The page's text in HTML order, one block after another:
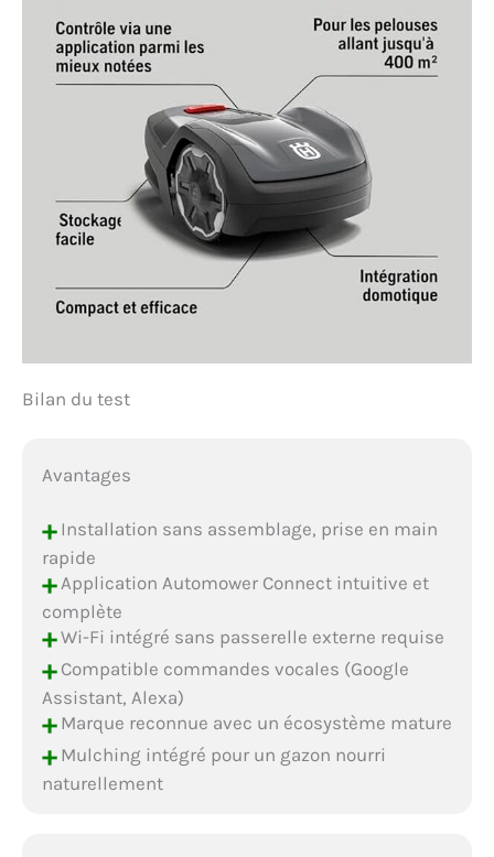
Bilan du test
Avantages
+Installation sans assemblage, prise en main
rapide
+Application Automower Connect intuitive et
complète
+Wi-Fi intégré sans passerelle externe requise
+Compatible commandes vocales (Google
Assistant, Alexa)
+Marque reconnue avec un écosystème mature
+Mulching intégré pour un gazon nourri
naturellement